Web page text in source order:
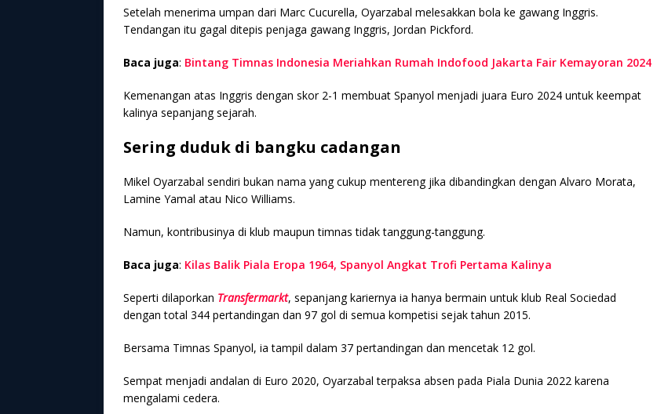
Setelah menerima umpan dari Marc Cucurella, Oyarzabal melesakkan bola ke gawang Inggris.
Tendangan itu gagal ditepis penjaga gawang Inggris, Jordan Pickford.
Baca juga: Bintang Timnas Indonesia Meriahkan Rumah Indofood Jakarta Fair Kemayoran 2024
Kemenangan atas Inggris dengan skor 2-1 membuat Spanyol menjadi juara Euro 2024 untuk keempat
kalinya sepanjang sejarah.
Sering duduk di bangku cadangan
Mikel Oyarzabal sendiri bukan nama yang cukup mentereng jika dibandingkan dengan Alvaro Morata,
Lamine Yamal atau Nico Williams.
Namun, kontribusinya di klub maupun timnas tidak tanggung-tanggung.
Baca juga: Kilas Balik Piala Eropa 1964, Spanyol Angkat Trofi Pertama Kalinya
Seperti dilaporkan Transfermarkt, sepanjang kariernya ia hanya bermain untuk klub Real Sociedad
dengan total 344 pertandingan dan 97 gol di semua kompetisi sejak tahun 2015.
Bersama Timnas Spanyol, ia tampil dalam 37 pertandingan dan mencetak 12 gol.
Sempat menjadi andalan di Euro 2020, Oyarzabal terpaksa absen pada Piala Dunia 2022 karena
mengalami cedera.